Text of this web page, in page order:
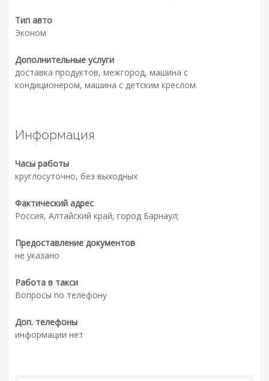
Тип авто
Эконом
Дополнительные услуги
доставка продуктов, межгород, машина с
кондиционером, машина с детским креслом.
Информация
Часы работы
круглосуточно, без выходных
Фактический адрес
Россия, Алтайский край, город Барнаул;
Предоставление документов
не указано
Работа в такси
Вопросы по телефону
Доп. телефоны
информации нет